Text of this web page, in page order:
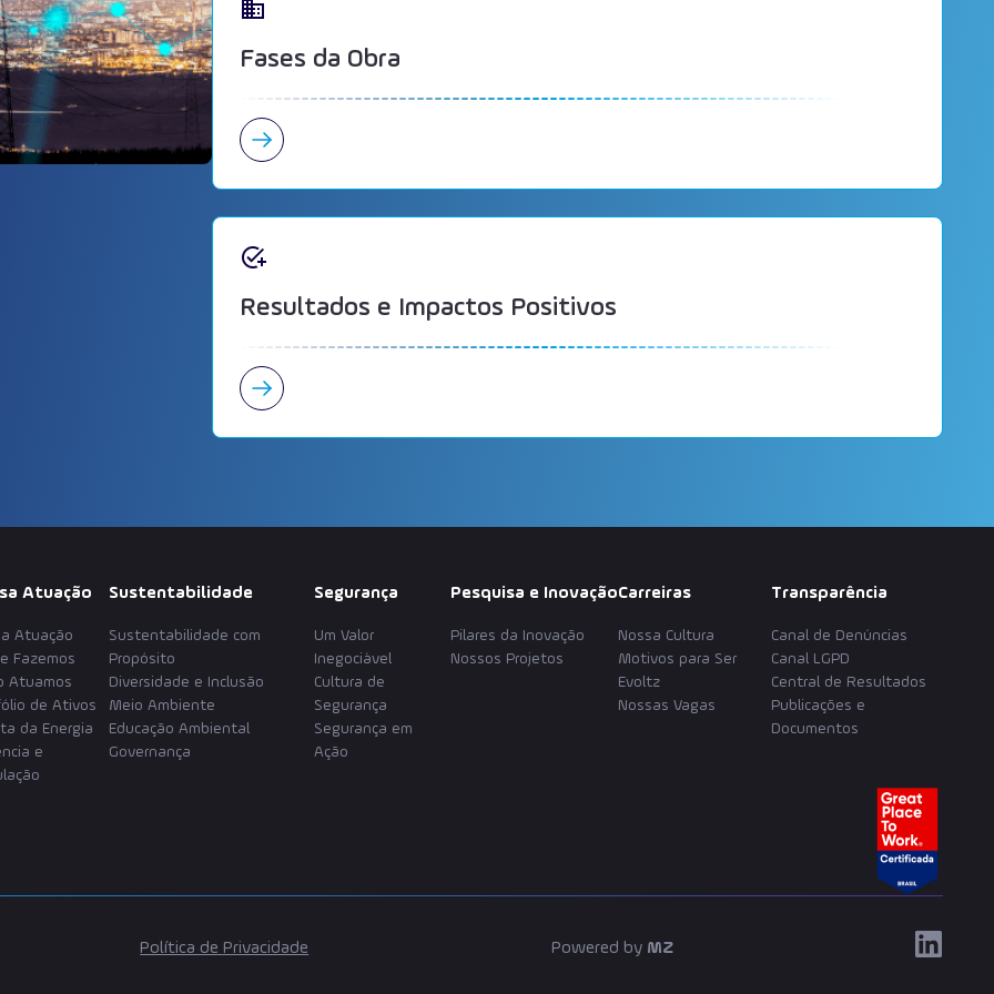
Fases da Obra
Resultados e Impactos Positivos
Atuação
Atuação
Fazemos
Atuamos
de Ativos
da Energia
e
Sustentabilidade
Sustentabilidade com
Propósito
Diversidade e Inclusão
Meio Ambiente
Educação Ambiental
Governança
Segurança
Um Valor
Inegociável
Cultura de
Segurança
Segurança em
Ação
Pesquisa e Inovação
Pilares da Inovação
Nossos Projetos
Carreiras
Nossa Cultura
Motivos para Ser
Evoltz
Nossas Vagas
Transparência
Canal de Denúncias
Canal LGPD
Central de Resultados
Publicações e
Documentos
Política de Privacidade Powered by MZ